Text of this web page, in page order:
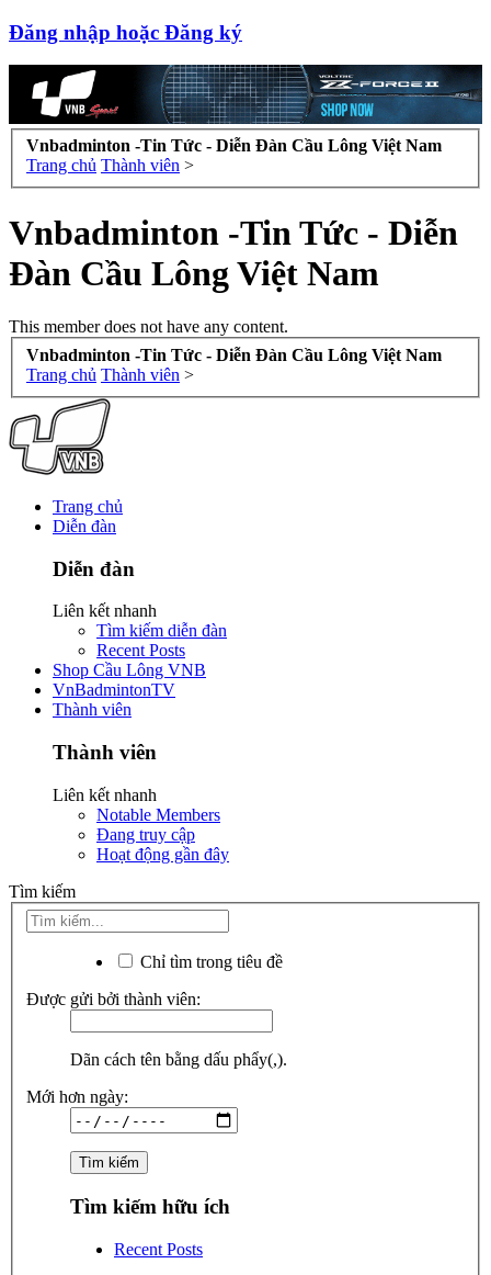
Đăng nhập hoặc Đăng ký
Vnbadminton -Tin Tức - Diễn Đàn Cầu Lông Việt Nam
Trang chủ Thành viên >
Vnbadminton -Tin Tức - Diễn
Đàn Cầu Lông Việt Nam
This member does not have any content.
Vnbadminton -Tin Tức - Diễn Đàn Cầu Lông Việt Nam
Trang chủ Thành viên >
Trang chủ
Diễn đàn
Diễn đàn
Liên kết nhanh
Tìm kiếm diễn đàn
Recent Posts
Shop Cầu Lông VNB
VnBadmintonTV
Thành viên
Thành viên
Liên kết nhanh
Notable Members
Đang truy cập
Hoạt động gần đây
Tìm kiếm
Chỉ tìm trong tiêu đề
Được gửi bởi thành viên:
Dãn cách tên bằng dấu phẩy(,).
Mới hơn ngày:
Tìm kiếm hữu ích
Recent Posts